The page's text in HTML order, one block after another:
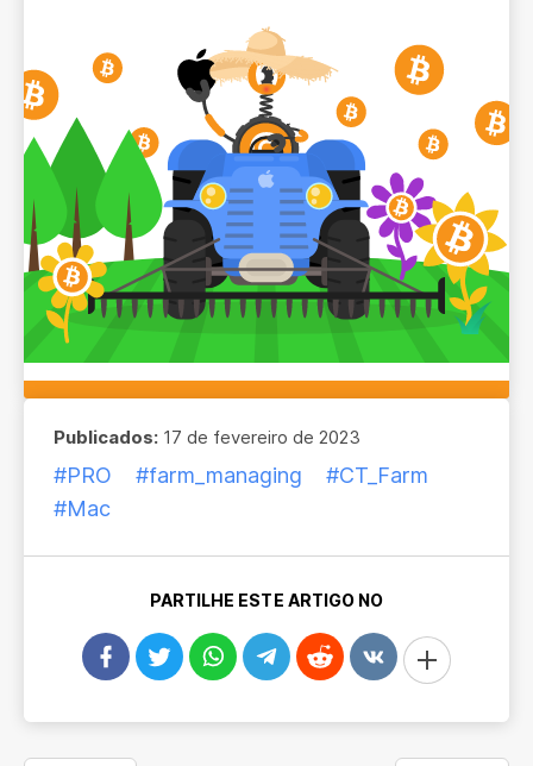
Publicados: 17 de fevereiro de 2023
#PRO #farm_managing
#CT_Farm
#Mac
PARTILHE ESTE ARTIGO NO